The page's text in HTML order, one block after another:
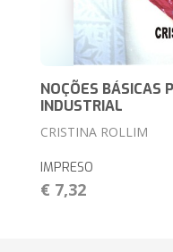
NOÇÕES BÁSICAS
INDUSTRIAL
CRISTINA ROLLIM
IMPRESO
€ 7,32